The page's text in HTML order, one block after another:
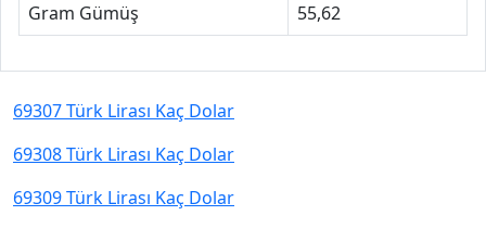
Gram Gümüş
55,62
69307 Türk Lirası Kaç Dolar
69308 Türk Lirası Kaç Dolar
69309 Türk Lirası Kaç Dolar